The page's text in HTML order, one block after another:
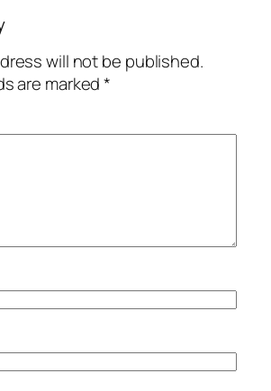
will not be published.
are marked*